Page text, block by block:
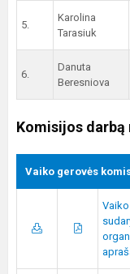
5.
Karolina
Tarasiuk
6.
Danuta
Beresniova
Komisijos
Vaiko gerovės